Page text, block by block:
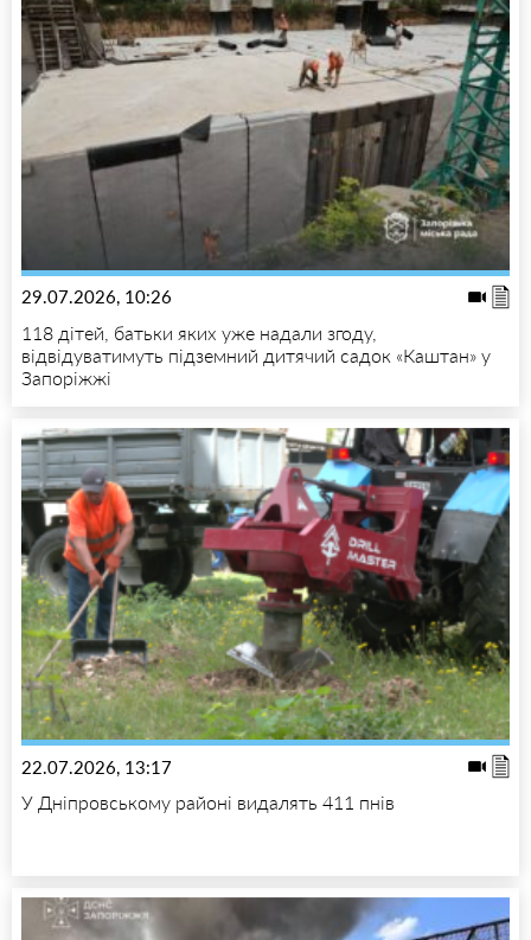
29.07.2026, 10:26
118 дітей, батьки яких уже надали згоду,
відвідуватимуть підземний дитячий садок «Каштан» у
Запоріжжі
22.07.2026, 13:17
У Дніпровському районі видалять 411 пнів